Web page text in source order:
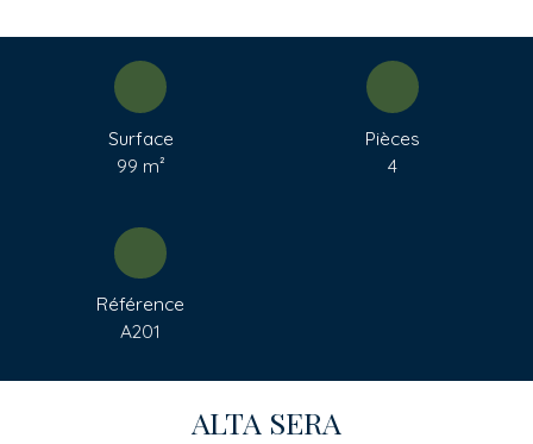
Surface
99 m²
Pièces
4
Référence
A201
ALTA SERA